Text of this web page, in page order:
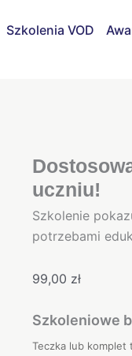
Szkolenia VOD
uczniu!
Szkolenie
potrzebami
99,00 zł
Szkoleniowe
Teczka lub komplet
Dostosowanie
wymagań
edukacyjnych
–
zgodnie
przepisami,
myślą
o